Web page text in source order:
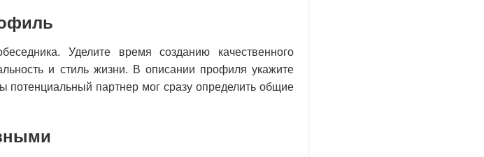
Уделите время созданию качественного
и стиль жизни. В описании профиля укажите
партнер мог сразу определить общие